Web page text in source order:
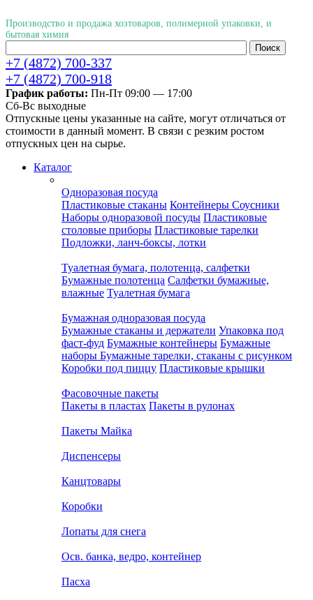
Производство и продажа хозтоваров, полимерной упаковки, и
бытовая химия
+7 (4872) 700-337
+7 (4872) 700-918
График работы: Пн-Пт 09:00 — 17:00
Cб-Вс выходные
Отпускные цены указанные на сайте, могут отличаться от
стоимости в данный момент. В связи с резким ростом
отпускных цен на сырье.
Каталог
Одноразовая посуда
Пластиковые стаканы Контейнеры Соусники
Наборы одноразовой посуды Пластиковые
столовые приборы Пластиковые тарелки
Подложки, ланч-боксы, лотки
Туалетная бумага, полотенца, салфетки
Бумажные полотенца Салфетки бумажные,
влажные Туалетная бумага
Бумажная одноразовая посуда
Бумажные стаканы и держатели Упаковка под
фаст-фуд Бумажные контейнеры Бумажные
наборы Бумажные тарелки, стаканы с рисунком
Коробки под пиццу Пластиковые крышки
Фасовочные пакеты
Пакеты в пластах Пакеты в рулонах
Пакеты Майка
Диспенсеры
Канцтовары
Коробки
Лопаты для снега
Осв. банка, ведро, контейнер
Пасха